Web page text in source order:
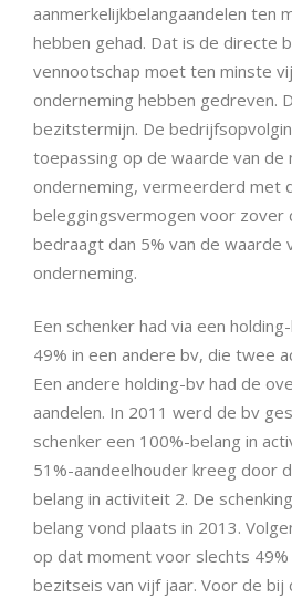
aanmerkelijkbelangaandelen ten
hebben gehad. Dat is de directe
vennootschap moet ten minste
onderneming hebben gedreven.
bezitstermijn. De
toepassing op de waarde van de
onderneming, vermeerderd met
beleggingsvermogen voor zover
bedraagt dan 5% van de waarde
onderneming.
Een schenker had via een
49% in een andere bv, die twee
Een andere holding-bv had de
aandelen. In 2011 werd de bv
schenker een 100%-belang in
51%-aandeelhouder kreeg door
belang in activiteit 2. De
belang vond plaats in 2013.
op dat moment voor slechts 49%
bezitseis van vijf jaar. Voor de